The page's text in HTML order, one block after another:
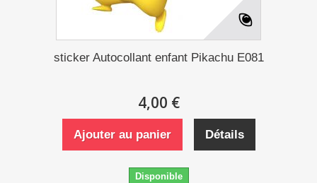
sticker Autocollant enfant Pikachu E081
4,00 €
Ajouter au panier Détails
Disponible